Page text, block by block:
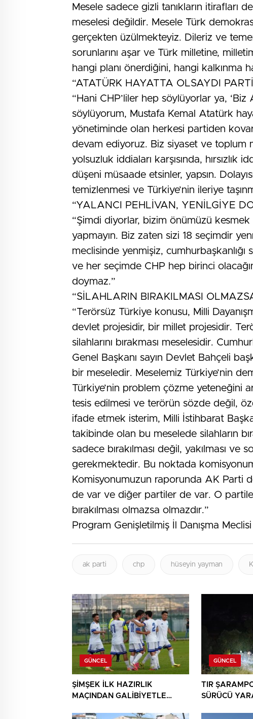
Mesele sadece gizli tanıkların itirafları
meselesi değildir. Mesele Türk
gerçekten üzülmekteyiz. Dileriz ve
sorunlarını aşar ve Türk milletine,
hangi planı önerdiğini, hangi kalkınma
“ATATÜRK HAYATTA OLSAYDI
“Hani CHP’liler hep söylüyorlar ya, ‘Biz
söylüyorum, Mustafa Kemal Atatürk
yönetiminde olan herkesi partiden
devam ediyoruz. Biz siyaset ve toplum
yolsuzluk iddiaları karşısında, hırsızlık
düşeni müsaade etsinler, yapsın.
temizlenmesi ve Türkiye’nin ileriye
“YALANCI PEHLİVAN, YENİLGİYE
“Şimdi diyorlar, bizim önümüzü
yapmayın. Biz zaten sizi 18 seçimdir
meclisinde yenmişiz,
ve her seçimde CHP hep birinci
doymaz.”
“SİLAHLARIN BIRAKILMASI
“Terörsüz Türkiye konusu, Milli
devlet projesidir, bir millet projesidir.
silahlarını bırakması meselesidir.
Genel Başkanı sayın Devlet Bahçeli
bir meseledir. Meselemiz Türkiye’nin
Türkiye’nin problem çözme yeteneğini
tesis edilmesi ve terörün sözde değil,
ifade etmek isterim, Milli İstihbarat
takibinde olan bu meselede silahların
sadece bırakılması değil, yakılması ve
gerekmektedir. Bu noktada
Komisyonumuzun raporunda AK Parti
de var ve diğer partiler de var. O
bırakılması olmazsa olmazdır.”
Program Genişletilmiş İl Danışma
ak parti chp hüseyin yayman
GÜNCEL
ŞİMŞEK İLK HAZIRLIK
MAÇINDAN GALİBİYETLE
GÜNCEL
TIR
SÜRÜCÜ